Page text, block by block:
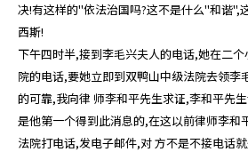
决!有这样的"依法治国吗?这不是什么"和谐",
西斯!
下午四时半,接到李毛兴夫人的电话,她在二
院的电话,要她立即到双鸭山中级法院去领李
的可靠,我向律 师李和平先生求证,李和平先
是他第一个得到此消息的,在这以前律师李和
法院打电话,发电子邮件,对 方不是不接电话